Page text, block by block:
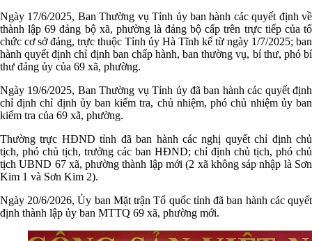
Ngày 17/6/2025, Ban Thường vụ Tỉnh ủy ban hành các quyết định về
thành lập 69 đảng bộ xã, phường là đảng bộ cấp trên trực tiếp của tổ
chức cơ sở đảng, trực thuộc Tỉnh ủy Hà Tĩnh kể từ ngày 1/7/2025; ban
hành quyết định chỉ định ban chấp hành, ban thường vụ, bí thư, phó bí
thư đảng ủy của 69 xã, phường.
Ngày 19/6/2025, Ban Thường vụ Tỉnh ủy đã ban hành các quyết định
chỉ định chỉ định ủy ban kiểm tra, chủ nhiệm, phó chủ nhiệm ủy ban
kiểm tra của 69 xã, phường.
Thường trực HĐND tỉnh đã ban hành các nghị quyết chỉ định chủ
tịch, phó chủ tịch, trưởng các ban HĐND; chỉ định chủ tịch, phó chủ
tịch UBND 67 xã, phường thành lập mới (2 xã không sáp nhập là Sơn
Kim 1 và Sơn Kim 2).
Ngày 20/6/2026, Ủy ban Mặt trận Tổ quốc tỉnh đã ban hành các quyết
định thành lập ủy ban MTTQ 69 xã, phường mới.